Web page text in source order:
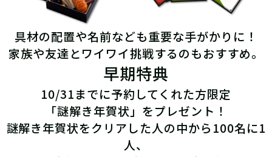
具材の配置や名前なども重要な手がかりに！
家族や友達とワイワイ挑戦するのもおすすめ。
早期特典
10/31までに予約してくれた方限定
「謎解き年賀状」をプレゼント！
謎解き年賀状をクリアした人の中から100名に1
人、